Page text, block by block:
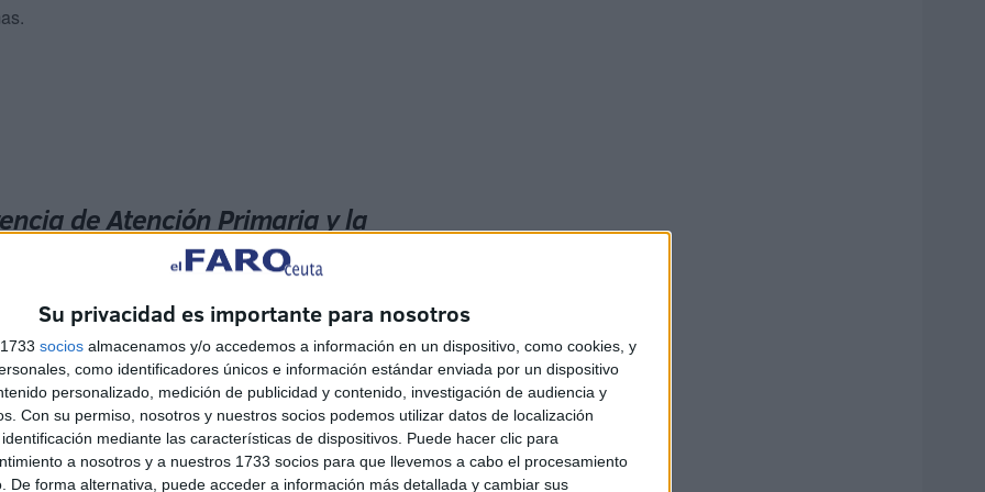
Su privacidad es importante para nosotros
socios almacenamos y/o accedemos a información en un dispositivo, como cookies, y
como identificadores únicos e información estándar enviada por un dispositivo
personalizado, medición de publicidad y contenido, investigación de audiencia y
Con su permiso, nosotros y nuestros socios podemos utilizar datos de localización
mediante las características de dispositivos. Puede hacer clic para
a nosotros y a nuestros 1733 socios para que llevemos a cabo el procesamiento
De forma alternativa, puede acceder a información más detallada y cambiar sus
de Atención Primaria y la
nuevo centro o desdoblar el existente tiene mayores
se utilizaría el edificio anexo que está justo al lado del
Atención Primaria y la Dirección Territorial del Ingesa.